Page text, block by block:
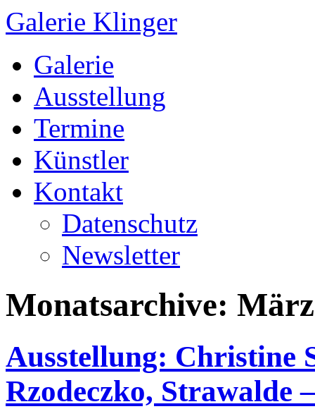
Galerie Klinger
Springe
zum
Galerie
Ausstellung
Termine
Künstler
Kontakt
Datenschutz
Newsletter
Monatsarchive:
Ausstellung: Christine
Rzodeczko, Strawalde